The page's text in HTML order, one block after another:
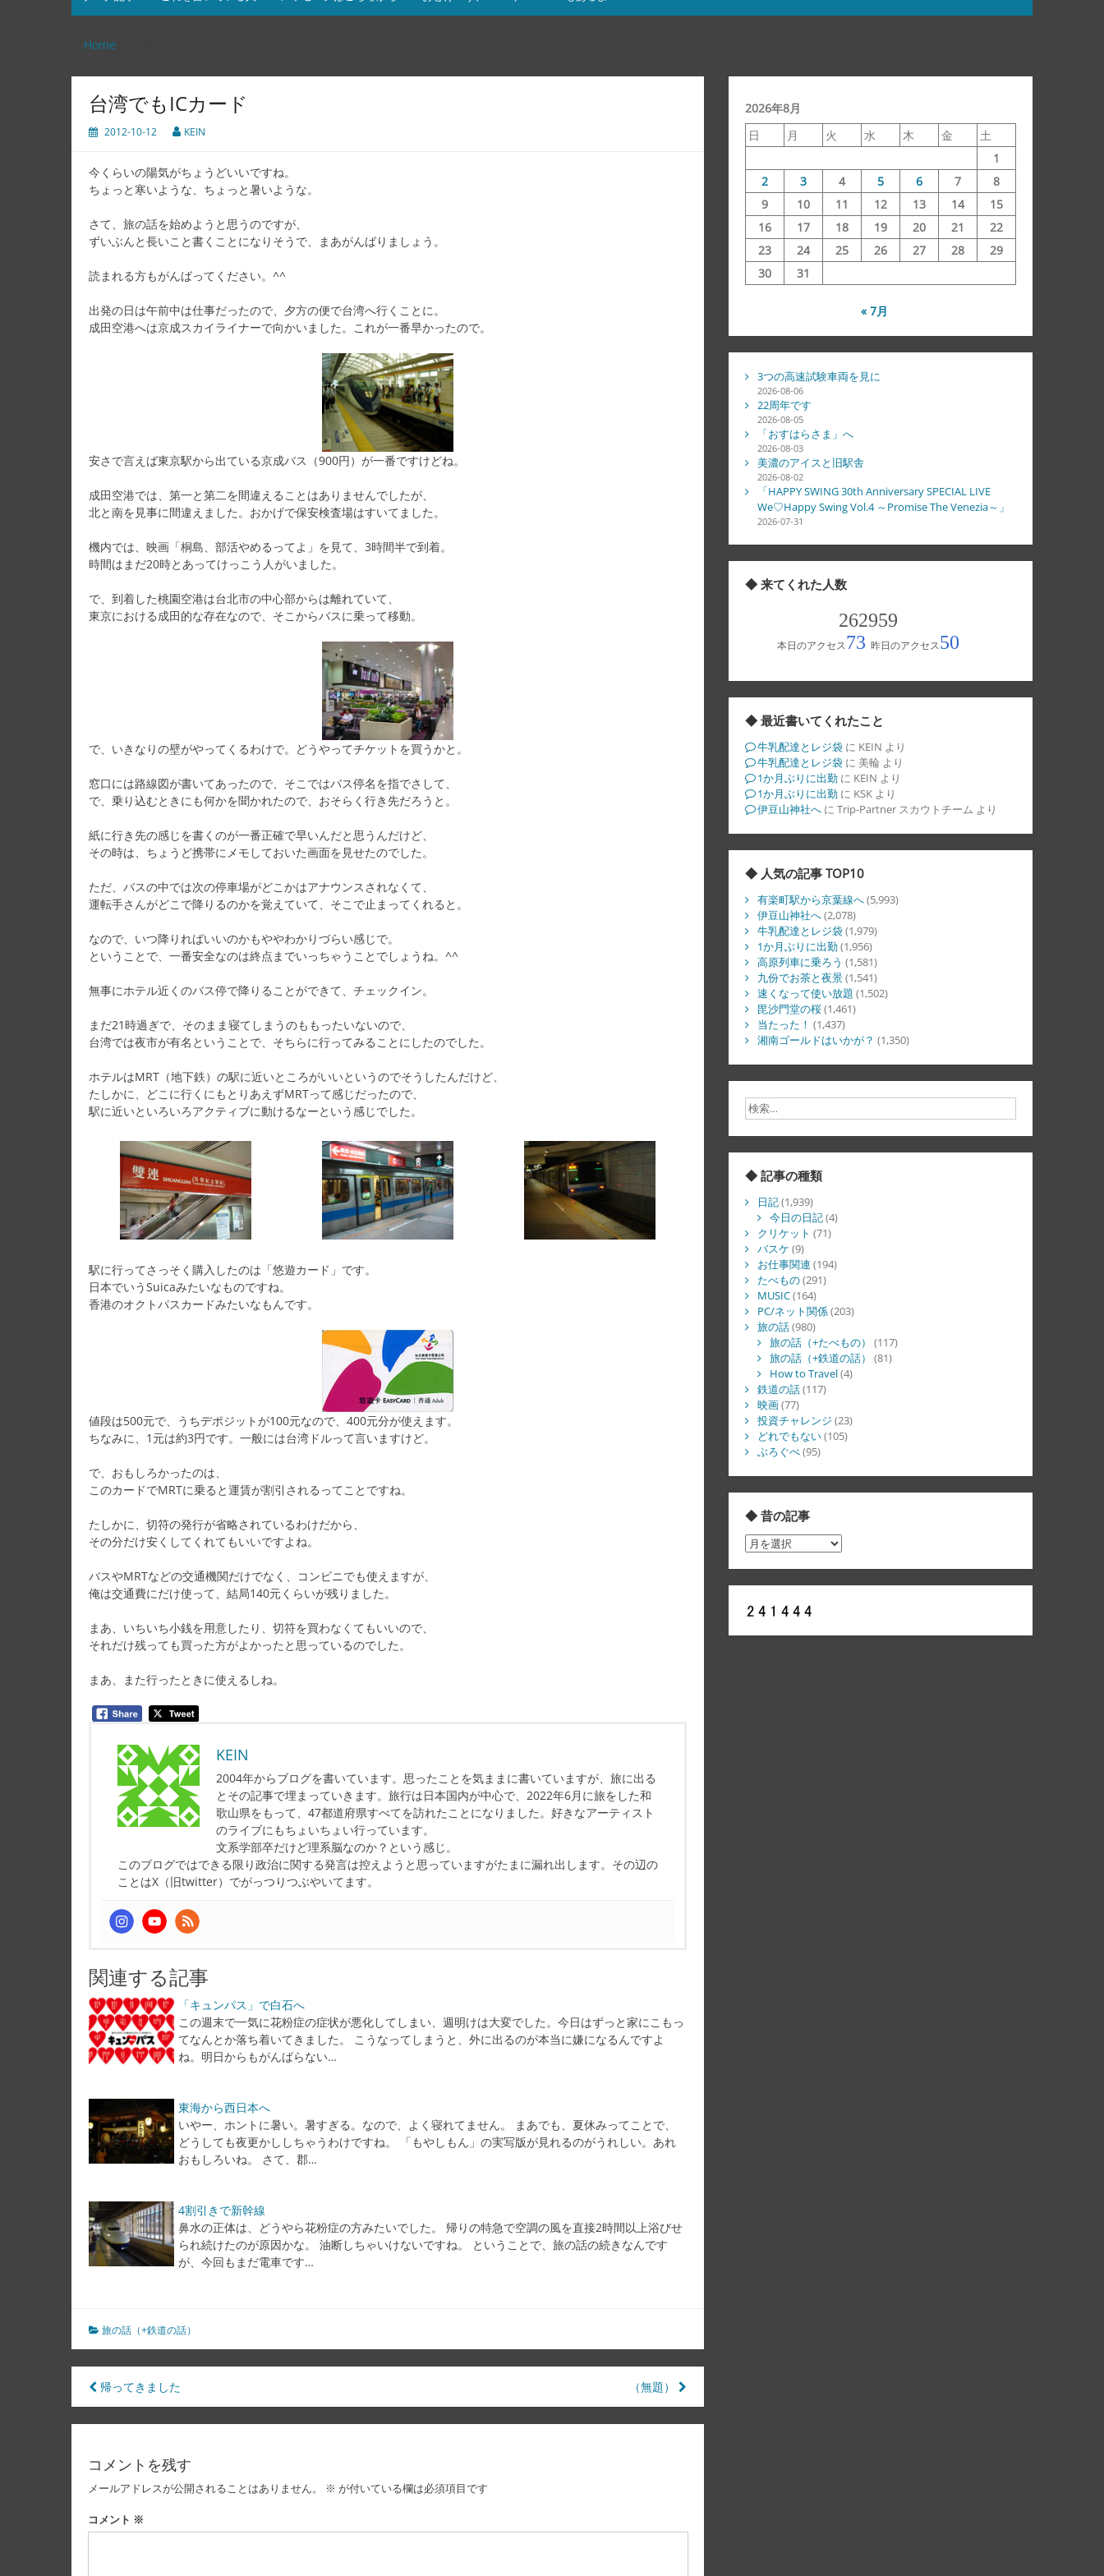
Home
台湾でもICカード
2012-10-12 KEIN
今くらいの陽気がちょうどいいですね。
ちょっと寒いような、ちょっと暑いような。
さて、旅の話を始めようと思うのですが、
ずいぶんと長いこと書くことになりそうで、まあがんばりましょう。
読まれる方もがんばってください。^^
出発の日は午前中は仕事だったので、夕方の便で台湾へ行くことに。
成田空港へは京成スカイライナーで向かいました。これが一番早かったので。
安さで言えば東京駅から出ている京成バス（900円）が一番ですけどね。
成田空港では、第一と第二を間違えることはありませんでしたが、
北と南を見事に間違えました。おかげで保安検査場はすいてました。
機内では、映画「桐島、部活やめるってよ」を見て、3時間半で到着。
時間はまだ20時とあってけっこう人がいました。
で、到着した桃園空港は台北市の中心部からは離れていて、
東京における成田的な存在なので、そこからバスに乗って移動。
で、いきなりの壁がやってくるわけで。どうやってチケットを買うかと。
窓口には路線図が書いてあったので、そこではバス停名を指でさして、
で、乗り込むときにも何かを聞かれたので、おそらく行き先だろうと。
紙に行き先の感じを書くのが一番正確で早いんだと思うんだけど、
その時は、ちょうど携帯にメモしておいた画面を見せたのでした。
ただ、バスの中では次の停車場がどこかはアナウンスされなくて、
運転手さんがどこで降りるのかを覚えていて、そこで止まってくれると。
なので、いつ降りればいいのかもややわかりづらい感じで。
ということで、一番安全なのは終点までいっちゃうことでしょうね。^^
無事にホテル近くのバス停で降りることができて、チェックイン。
まだ21時過ぎで、そのまま寝てしまうのももったいないので、
台湾では夜市が有名ということで、そちらに行ってみることにしたのでした。
ホテルはMRT（地下鉄）の駅に近いところがいいというのでそうしたんだけど、
たしかに、どこに行くにもとりあえずMRTって感じだったので、
駅に近いといろいろアクティブに動けるなーという感じでした。
駅に行ってさっそく購入したのは「悠遊カード」です。
日本でいうSuicaみたいなものですね。
香港のオクトパスカードみたいなもんです。
値段は500元で、うちデポジットが100元なので、400元分が使えます。
ちなみに、1元は約3円です。一般には台湾ドルって言いますけど。
で、おもしろかったのは、
このカードでMRTに乗ると運賃が割引されるってことですね。
たしかに、切符の発行が省略されているわけだから、
その分だけ安くしてくれてもいいですよね。
バスやMRTなどの交通機関だけでなく、コンビニでも使えますが、
俺は交通費にだけ使って、結局140元くらいが残りました。
まあ、いちいち小銭を用意したり、切符を買わなくてもいいので、
それだけ残っても買った方がよかったと思っているのでした。
まあ、また行ったときに使えるしね。
KEIN
2004年からブログを書いています。思ったことを気ままに書いていますが、旅に出る
とその記事で埋まっていきます。旅行は日本国内が中心で、2022年6月に旅をした和
歌山県をもって、47都道府県すべてを訪れたことになりました。好きなアーティスト
のライブにもちょいちょい行っています。
文系学部卒だけど理系脳なのか？という感じ。
このブログではできる限り政治に関する発言は控えようと思っていますがたまに漏れ出します。その辺の
ことはX（旧twitter）でがっつりつぶやいてます。
関連する記事
「キュンパス」で白石へ
この週末で一気に花粉症の症状が悪化してしまい、週明けは大変でした。今日はずっと家にこもっ
てなんとか落ち着いてきました。 こうなってしまうと、外に出るのが本当に嫌になるんですよ
ね。明日からもがんばらない…
東海から西日本へ
いやー、ホントに暑い。暑すぎる。なので、よく寝れてません。 まあでも、夏休みってことで、
どうしても夜更かししちゃうわけですね。 「もやしもん」の実写版が見れるのがうれしい。あれ
おもしろいね。 さて、郡…
4割引きで新幹線
鼻水の正体は、どうやら花粉症の方みたいでした。 帰りの特急で空調の風を直接2時間以上浴びせ
られ続けたのが原因かな。 油断しちゃいけないですね。 ということで、旅の話の続きなんです
が、今回もまだ電車です…
旅の話（+鉄道の話）
投
稿
ビ
ゲ
ー
帰ってきました （無題）
コメントを残す
メールアドレスが公開されることはありません。 ※ が付いている欄は必須項目です
コメント ※
2026年8月
日
月 火 水 木 金
土
1
2
3 4 5 6 7
8
9
10 11 12 13 14
15
16
17 18 19 20 21
22
23
24 25 26 27 28
29
30
31
« 7月
3つの高速試験車両を見に
2026-08-06
22周年です
2026-08-05
「おすはらさま」へ
2026-08-03
美濃のアイスと旧駅舎
2026-08-02
「HAPPY SWING 30th Anniversary SPECIAL LIVE
We♡Happy Swing Vol.4 ～Promise The Venezia～」
2026-07-31
◆ 来てくれた人数
◆ 最近書いてくれたこと
牛乳配達とレジ袋に KEIN より
牛乳配達とレジ袋に 美輪より
1か月ぶりに出勤に KEIN より
1か月ぶりに出勤に KSKより
伊豆山神社へに Trip-Partner スカウトチーム より
◆ 人気の記事 TOP10
有楽町駅から京葉線へ(5,993)
伊豆山神社へ(2,078)
牛乳配達とレジ袋(1,979)
1か月ぶりに出勤(1,956)
高原列車に乗ろう (1,581)
九份でお茶と夜景(1,541)
速くなって使い放題 (1,502)
毘沙門堂の桜(1,461)
当たった！ (1,437)
湘南ゴールドはいかが？ (1,350)
◆ 記事の種類
日記(1,939)
今日の日記(4)
クリケット (71)
バスケ (9)
お仕事関連 (194)
たべもの(291)
MUSIC(164)
PC/ネット関係(203)
旅の話(980)
旅の話（+たべもの）
(117)
旅の話（+鉄道の話）
(81)
How to Travel(4)
鉄道の話(117)
映画(77)
投資チャレンジ (23)
どれでもない(105)
ぶろぐぺ(95)
◆ 昔の記事
◆
昔
の
記
事